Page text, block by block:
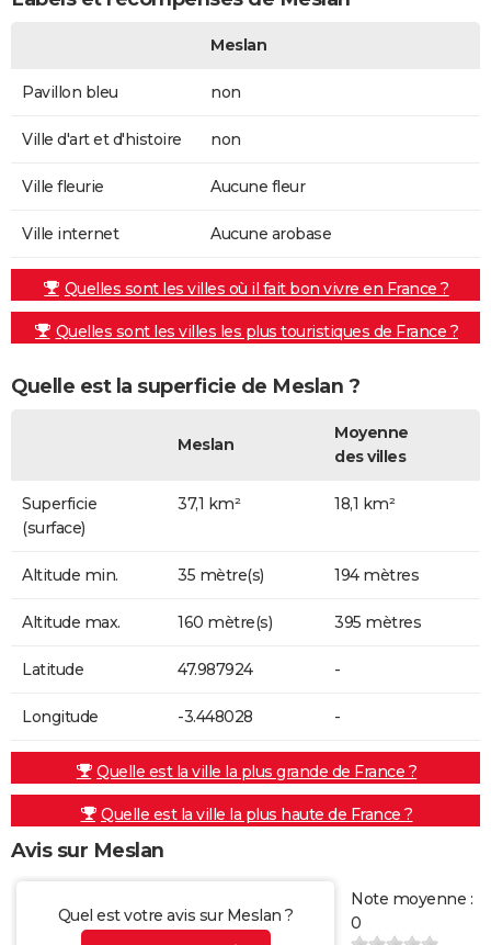
Meslan
Pavillon bleu non
Ville d'art et d'histoire non
Ville fleurie Aucune fleur
Ville internet Aucune arobase
Quelles sont les villes où il fait bon vivre en France ?
Quelles sont les villes les plus touristiques de France ?
Quelle est la superficie de Meslan ?
Meslan
Moyenne
des villes
Superficie
(surface)
37,1 km² 18,1 km²
Altitude min. 35 mètre(s) 194 mètres
Altitude max. 160 mètre(s) 395 mètres
Latitude 47.987924 -
Longitude -3.448028 -
Quelle est la ville la plus grande de France ?
Quelle est la ville la plus haute de France ?
Avis sur Meslan
Quel est votre avis sur Meslan ?
Note moyenne :
0